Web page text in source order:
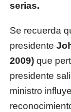
serias.
Se recuerda
presidente
2009) que
presidente
ministro